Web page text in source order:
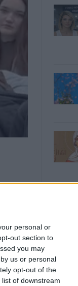
personal or
out section to
you may
us or personal
opt-out of the
of downstream